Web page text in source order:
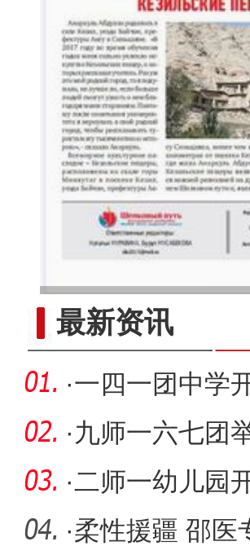
最新资讯
·一四一团中学
·九师一六七团
·二师一幼儿园
·柔性援疆 邵医